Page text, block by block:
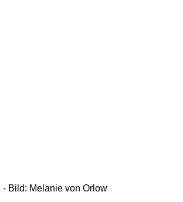
- Bild: Melanie von Orlow